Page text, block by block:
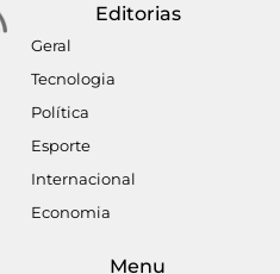
Editorias
Geral
Tecnologia
Política
Esporte
Internacional
Economia
Menu